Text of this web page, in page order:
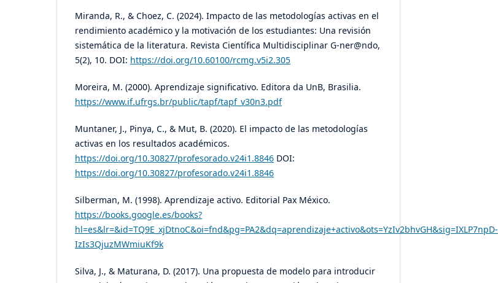
Miranda, R., & Choez, C. (2024). Impacto de las metodologías activas en el
rendimiento académico y la motivación de los estudiantes: Una revisión
sistemática de la literatura. Revista Científica Multidisciplinar G-ner@ndo,
5(2), 10. DOI: https://doi.org/10.60100/rcmg.v5i2.305
Moreira, M. (2000). Aprendizaje significativo. Editora da UnB, Brasilia.
https://www.if.ufrgs.br/public/tapf/tapf_v30n3.pdf
Muntaner, J., Pinya, C., & Mut, B. (2020). El impacto de las metodologías
activas en los resultados académicos.
https://doi.org/10.30827/profesorado.v24i1.8846 DOI:
https://doi.org/10.30827/profesorado.v24i1.8846
Silberman, M. (1998). Aprendizaje activo. Editorial Pax México.
https://books.google.es/books?
hl=es&lr=&id=TQ9E_xjDtnoC&oi=fnd&pg=PA2&dq=aprendizaje+activo&ots=YzIv2bhvGH&sig=IXLP7npD-
IzIs3QjuzMWmiuKf9k
Silva, J., & Maturana, D. (2017). Una propuesta de modelo para introducir